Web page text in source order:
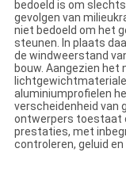
bedoeld is om
gevolgen van
niet bedoeld om het
steunen. In plaats
de windweerstand
bouw. Aangezien het
aluminiumprofielen
verscheidenheid van
ontwerpers toestaat
prestaties, met
controleren, geluid